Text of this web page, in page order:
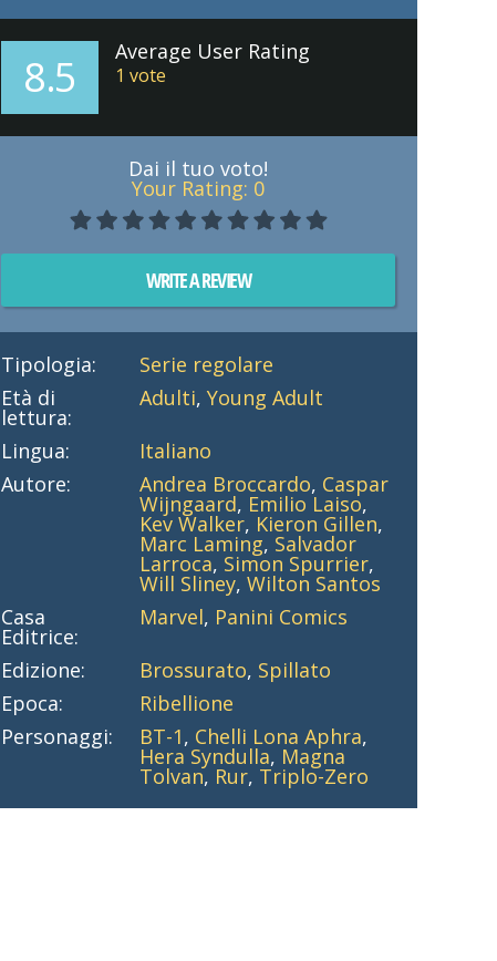
8.5 Average User Rating
1 vote
Dai il tuo voto!
Your Rating: 0
WRITE A REVIEW
Tipologia:
Serie regolare
Età di
lettura:
Adulti, Young Adult
Lingua:
Italiano
Autore:
Andrea Broccardo, Caspar
Wijngaard, Emilio Laiso,
Kev Walker, Kieron Gillen,
Marc Laming, Salvador
Larroca, Simon Spurrier,
Will Sliney, Wilton Santos
Casa
Editrice:
Marvel, Panini Comics
Edizione:
Brossurato, Spillato
Epoca:
Ribellione
Personaggi:
BT-1, Chelli Lona Aphra,
Hera Syndulla, Magna
Tolvan, Rur, Triplo-Zero